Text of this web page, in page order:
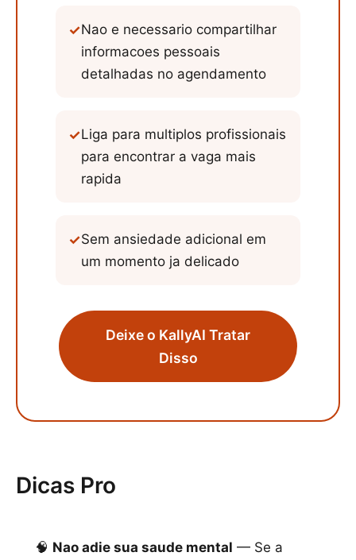
✓Nao e necessario compartilhar
informacoes pessoais
detalhadas no agendamento
✓Liga para multiplos profissionais
para encontrar a vaga mais
rapida
✓Sem ansiedade adicional em
um momento ja delicado
Deixe o KallyAI Tratar
Disso
Dicas Pro
🧠 Nao adie sua saude mental — Se a